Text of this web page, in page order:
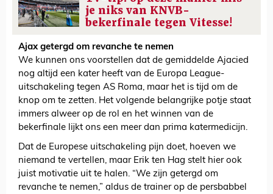
je niks van KNVB-
bekerfinale tegen Vitesse!
Ajax getergd om revanche te nemen
We kunnen ons voorstellen dat de gemiddelde Ajacied
nog altijd een kater heeft van de Europa League-
uitschakeling tegen AS Roma, maar het is tijd om de
knop om te zetten. Het volgende belangrijke potje staat
immers alweer op de rol en het winnen van de
bekerfinale lijkt ons een meer dan prima katermedicijn.
Dat de Europese uitschakeling pijn doet, hoeven we
niemand te vertellen, maar Erik ten Hag stelt hier ook
juist motivatie uit te halen. “We zijn getergd om
revanche te nemen,” aldus de trainer op de persbabbel